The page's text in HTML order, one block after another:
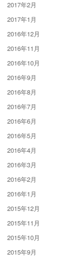
2017年2月
2017年1月
2016年12月
2016年11月
2016年10月
2016年9月
2016年8月
2016年7月
2016年6月
2016年5月
2016年4月
2016年3月
2016年2月
2016年1月
2015年12月
2015年11月
2015年10月
2015年9月